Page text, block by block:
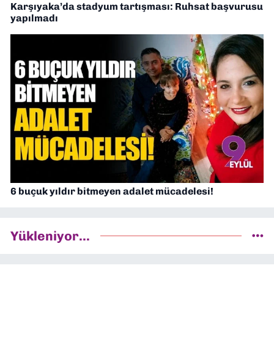
Karşıyaka’da stadyum tartışması: Ruhsat başvurusu
yapılmadı
6 buçuk yıldır bitmeyen adalet mücadelesi!
Yükleniyor...